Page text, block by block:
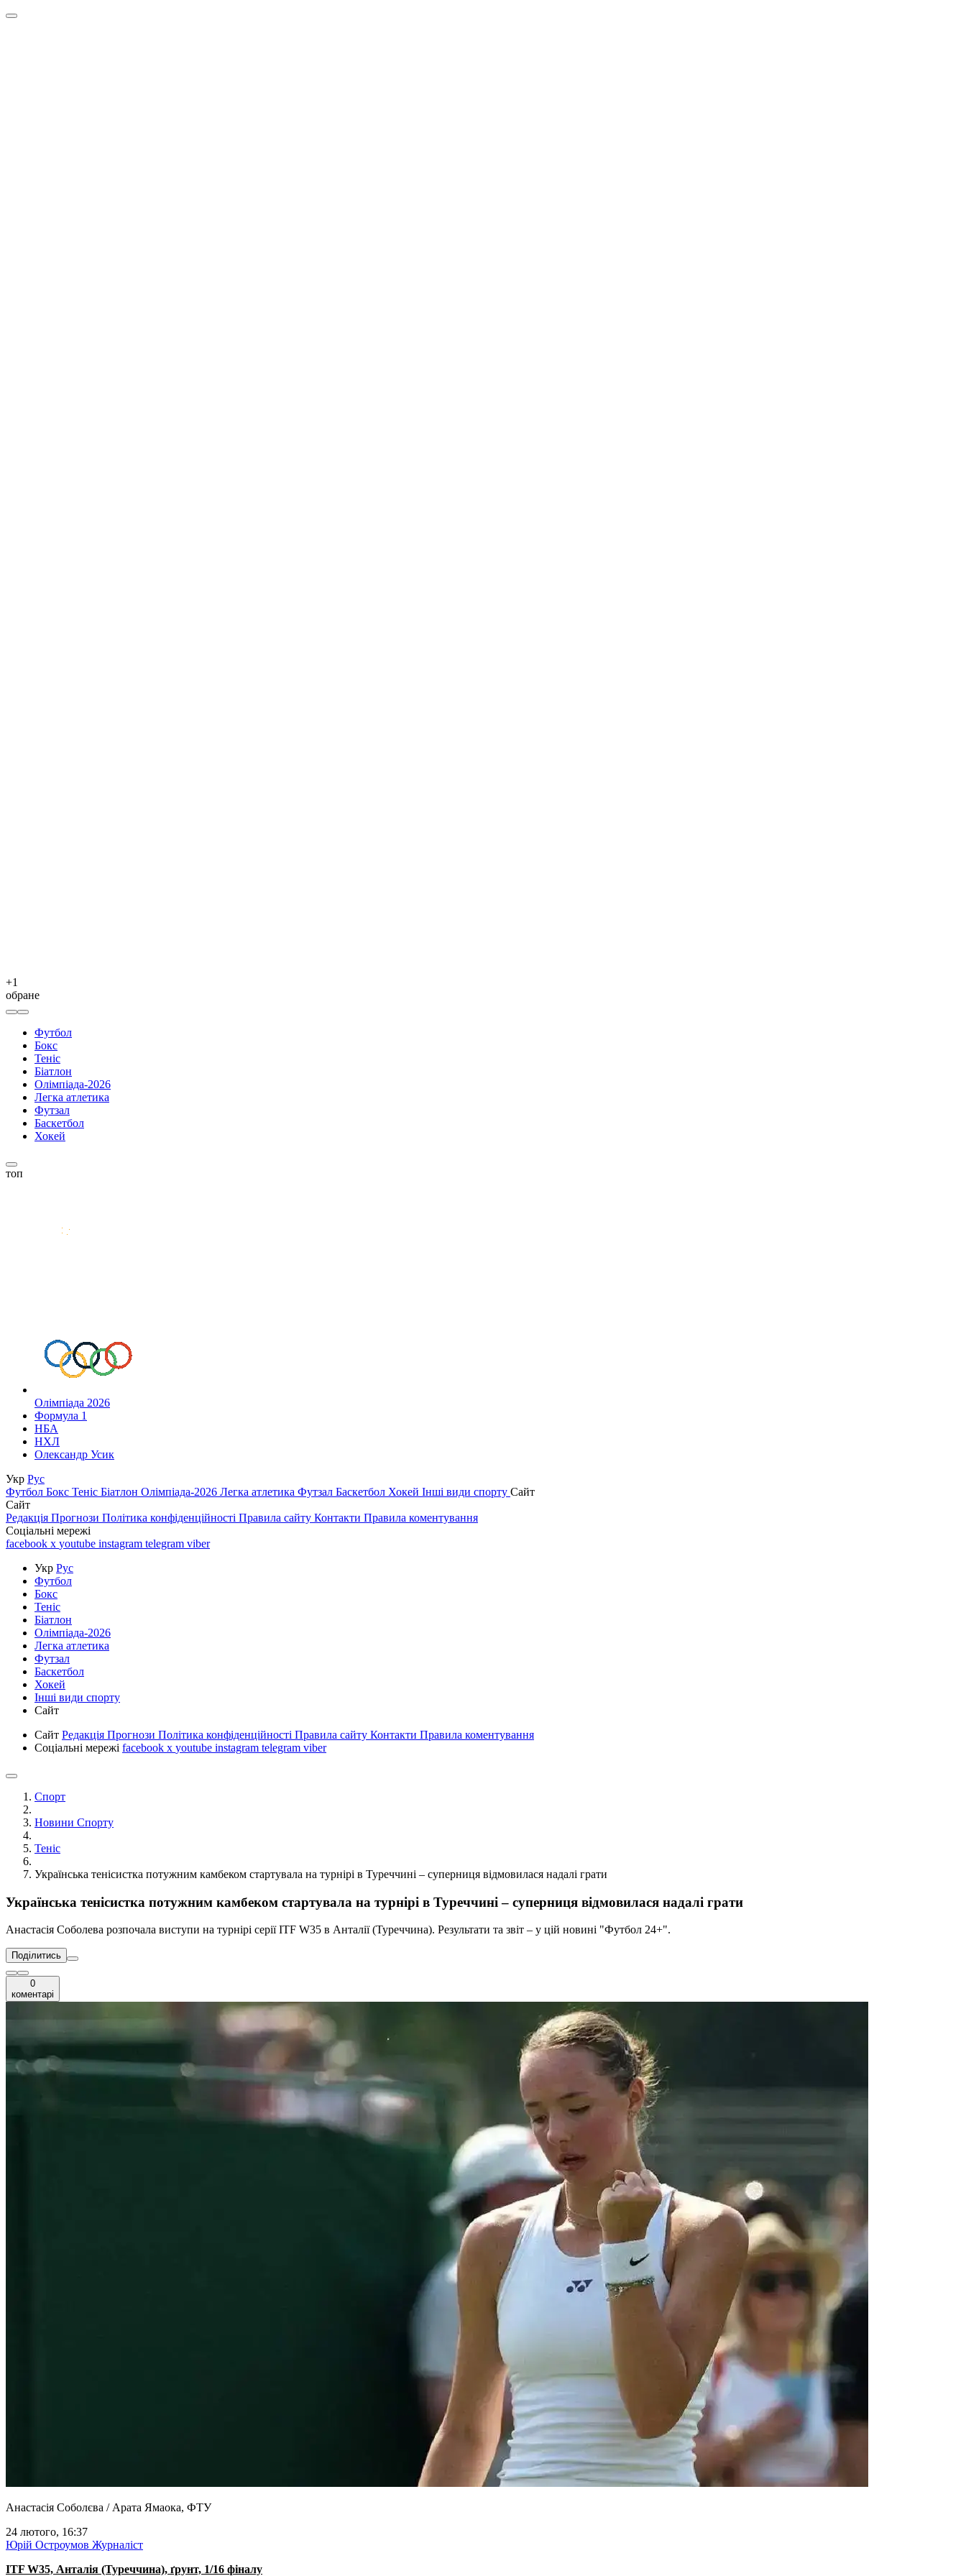
+1
обране
Футбол
Бокс
Теніс
Біатлон
Олімпіада-2026
Легка атлетика
Футзал
Баскетбол
Хокей
топ
Олімпіада 2026
Формула 1
НБА
НХЛ
Олександр Усик
Укр Рус
Футбол Бокс Теніс Біатлон Олімпіада-2026 Легка атлетика Футзал Баскетбол Хокей Інші види спорту Сайт
Сайт
Редакція Прогнози Політика конфіденційності Правила сайту Контакти Правила коментування
Соціальні мережі
facebook x youtube instagram telegram viber
Укр Рус
Футбол
Бокс
Теніс
Біатлон
Олімпіада-2026
Легка атлетика
Футзал
Баскетбол
Хокей
Інші види спорту
Сайт
Сайт Редакція Прогнози Політика конфіденційності Правила сайту Контакти Правила коментування
Соціальні мережі facebook x youtube instagram telegram viber
Спорт
Новини Спорту
Теніс
Українська тенісистка потужним камбеком стартувала на турнірі в Туреччині – суперниця відмовилася надалі грати
Українська тенісистка потужним камбеком стартувала на турнірі в Туреччині – суперниця відмовилася надалі грати
Анастасія Соболева розпочала виступи на турнірі серії ITF W35 в Анталії (Туреччина). Результати та звіт – у цій новині "Футбол 24+".
Поділитись
0
коментарі
Анастасія Соболєва / Арата Ямаока, ФТУ
24 лютого, 16:37
Юрій Остроумов Журналіст
ITF W35, Анталія (Туреччина), ґрунт, 1/16 фіналу